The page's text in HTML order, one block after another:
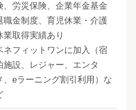
、労災保険、企業年金基金
職金制度、育児休業・介護
業取得実績あり
ネフィットワンに加入（宿
施設、レジャー、エンタ
、eラーニング割引利用）な